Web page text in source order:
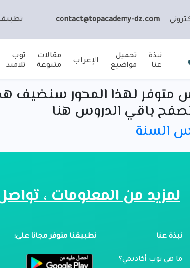
contact@topacademy-dz.com
نبذة
عنا
تحميل
مواضيع
الإعراب
مقالات
متنوعة
توب
تلاميذ
متوفر لهذا المحور سنضيف
باقي الدروس هنا
السنة
لمزيد من المعلومات ،
نبذة عنا
ما هي توب أكاديمي؟
تطبيقنا متوفر مجانا على: